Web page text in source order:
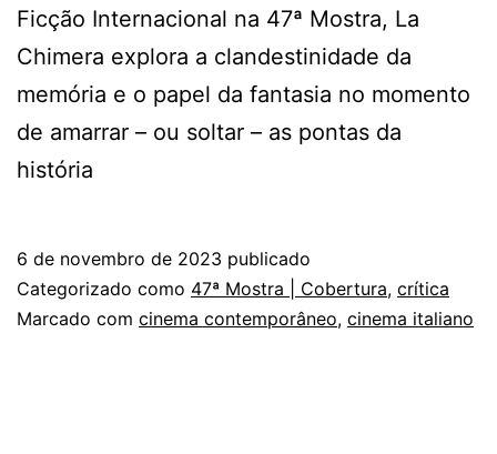
Ficção Internacional na 47ª Mostra, La
Chimera explora a clandestinidade da
memória e o papel da fantasia no momento
de amarrar – ou soltar – as pontas da
história
6 de novembro de 2023 publicado
Categorizado como 47ª Mostra | Cobertura, crítica
Marcado com cinema contemporâneo, cinema italiano